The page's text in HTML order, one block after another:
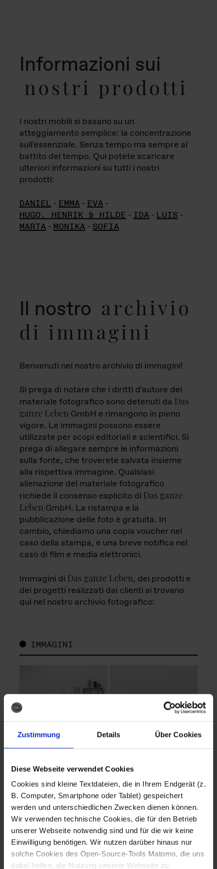
Zustimmung Details Über Cookies
Diese Webseite verwendet Cookies
Cookies sind kleine Textdateien, die in Ihrem Endgerät (z.
B. Computer, Smartphone oder Tablet) gespeichert
werden und unterschiedlichen Zwecken dienen können.
Wir verwenden technische Cookies, die für den Betrieb
unserer Webseite notwendig sind und für die wir keine
Einwilligung benötigen. Wir nutzen darüber hinaus nur
solche Cookies des Open-Source-Tools Matomo, die uns
dabei helfen, die Nutzung unserer Webseite zu
Informazioni sui
nostri prodotti
I nostri mobili si basano su un
atteggiamento semplice: la concentrazione
sull'essenziale. Senza tempo ma sempre al
battito del tempo. Qui potete scaricare
ulteriori informazioni su tutti i nostri
prodotti:
DANIEL - EMMA - EVA -
HUGO, HENRIK & HILDE - IDA - LUIS -
MARTA - MONIKA - SOFIA
Il nostro archivio
di immagini
Benvenuti nel nostro archivio di immagini!
Si prega di notare che i diritti d'autore del
materiale fotografico sono detenuti da Das
ganze Leben GmbH e rimangono in pieno
vigore. Le immagini possono essere
utilizzate per scopi editoriali e scientifici. Si
prega di allegare sempre le informazioni
sulla fonte, che troverete salvata insieme
alla rispettiva immagine. Qualsiasi
alienazione del materiale fotografico
richiede il consenso esplicito di Das ganze
Leben GmbH. La ristampa e la
pubblicazione delle foto è gratuita. In
cambio, chiediamo una copia voucher nel
caso della stampa, e una breve notifica nel
caso di film e media elettronici.
Immagini di Das ganze Leben, dei prodotti e
dei progetti realizzati dai clienti si trovano
qui nel nostro archivio fotografico:
IMMAGINI
Fotografo: Lorenz
Sternbach
Download
Fotografo: Lorenz
Sternbach
Download